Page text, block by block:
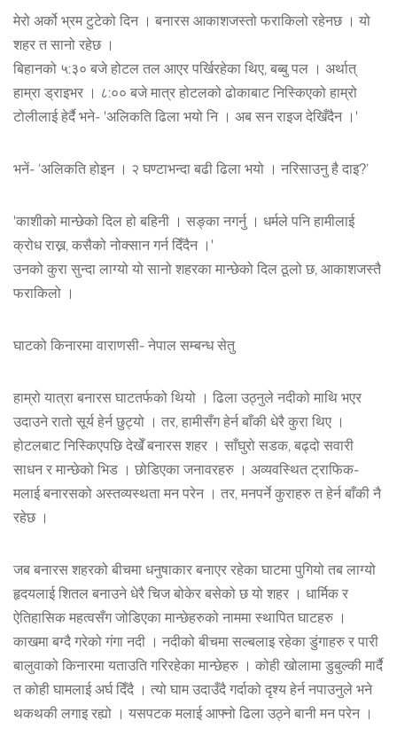
मेरो अर्को भ्रम टुटेको दिन । बनारस आकाशजस्तो फराकिलो रहेनछ । यो
शहर त सानो रहेछ ।
बिहानको ५:३० बजे होटल तल आएर पर्खिरहेका थिए, बब्बु पल । अर्थात्
हाम्रा ड्राइभर । ८:०० बजे मात्र होटलको ढोकाबाट निस्किएको हाम्रो
टोलीलाई हेर्दै भने- 'अलिकति ढिला भयो नि । अब सन राइज देखिँदैन ।'
भनें- ‘अलिकति होइन । २ घण्टाभन्दा बढी ढिला भयो । नरिसाउनु है दाइ?’
'काशीको मान्छेको दिल हो बहिनी । सङ्का नगर्नु । धर्मले पनि हामीलाई
क्रोध राख्न, कसैको नोक्सान गर्न दिँदैन ।'
उनको कुरा सुन्दा लाग्यो यो सानो शहरका मान्छेको दिल ठूलो छ, आकाशजस्तै
फराकिलो ।
घाटको किनारमा वाराणसी- नेपाल सम्बन्ध सेतु
हाम्रो यात्रा बनारस घाटतर्फको थियो । ढिला उठ्नुले नदीको माथि भएर
उदाउने रातो सूर्य हेर्न छुट्यो । तर, हामीसँग हेर्न बाँकी धेरै कुरा थिए ।
होटलबाट निस्किएपछि देखेँ बनारस शहर । साँघुरो सडक, बढ्दो सवारी
साधन र मान्छेको भिड । छोडिएका जनावरहरु । अव्यवस्थित ट्राफिक-
मलाई बनारसको अस्तव्यस्थता मन परेन । तर, मनपर्ने कुराहरु त हेर्न बाँकी नै
रहेछ ।
जब बनारस शहरको बीचमा धनुषाकार बनाएर रहेका घाटमा पुगियो तब लाग्यो
हृदयलाई शितल बनाउने धेरै चिज बोकेर बसेको छ यो शहर । धार्मिक र
ऐतिहासिक महत्वसँग जोडिएका मान्छेहरुको नाममा स्थापित घाटहरु ।
काखमा बग्दै गरेको गंगा नदी । नदीको बीचमा सल्बलाइ रहेका डुंगाहरु र पारी
बालुवाको किनारमा यताउति गरिरहेका मान्छेहरु । कोही खोलामा डुबुल्की मार्दै
त कोही घामलाई अर्घ दिँदै । त्यो घाम उदाउँदै गर्दाको दृश्य हेर्न नपाउनुले भने
थकथकी लगाइ रह्यो । यसपटक मलाई आफ्नो ढिला उठ्ने बानी मन परेन ।